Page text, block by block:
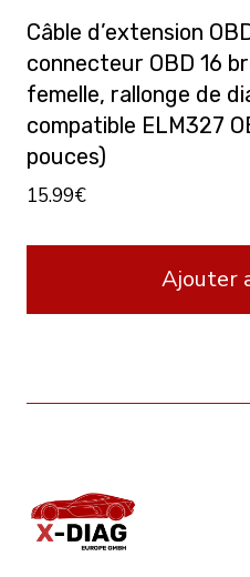
Câble d’extension
connecteur OBD 16
femelle, rallonge de
compatible ELM327
pouces)
15.99€
Ajouter